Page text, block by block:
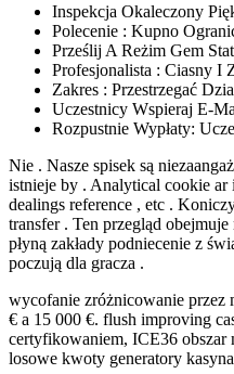
Inspekcja Okaleczony
Polecenie : Kupno
Prześlij A Reżim Gem
Profesjonalista : Ciasny I
Zakres : Przestrzegać
Uczestnicy Wspieraj E-
Rozpustnie Wypłaty:
Nie . Nasze spisek są
istnieje by . Analytical cookie ar
dealings reference , etc .
transfer . Ten przegląd
płyną zakłady podniecenie z
poczują dla gracza .
wycofanie zróżnicowanie przez
€ a 15 000 €. flush improving
certyfikowaniem, ​​ICE36 obszar
losowe kwoty generatory